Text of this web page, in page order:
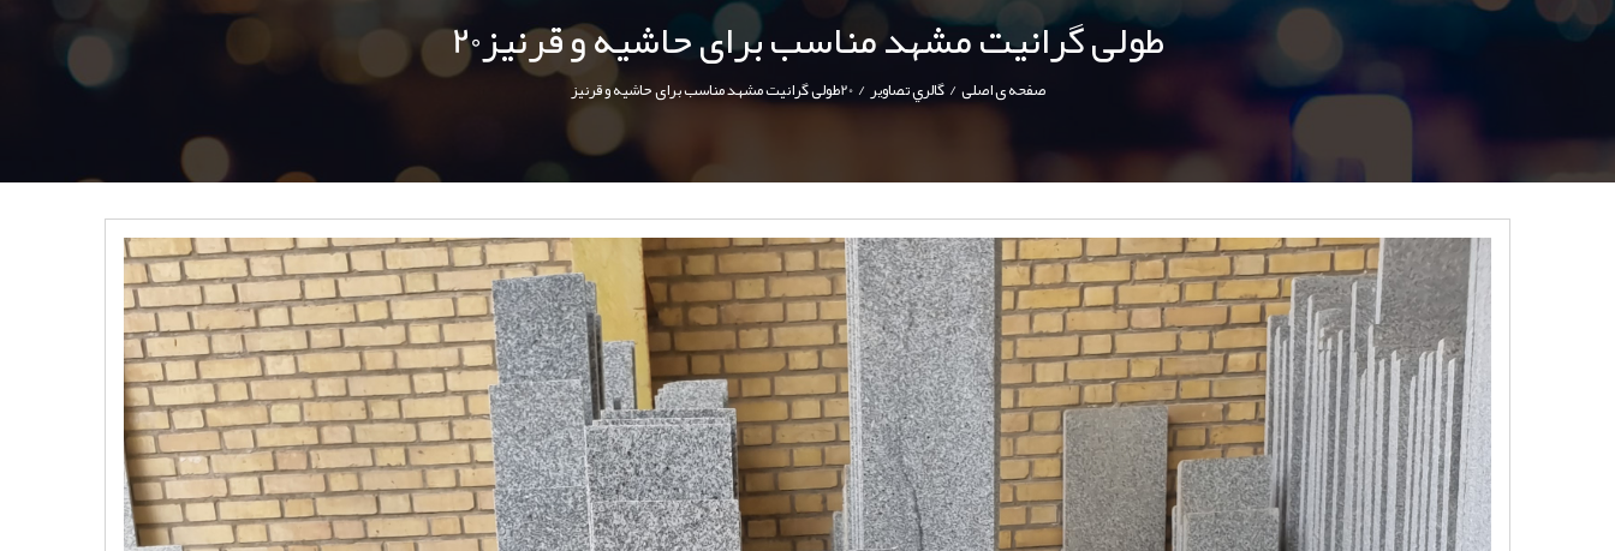
20طولی گرانیت مشهد مناسب برای حاشیه و قرنیز
صفحه ی اصلی/گالري تصاوير/20طولی گرانیت مشهد مناسب برای حاشیه و قرنیز